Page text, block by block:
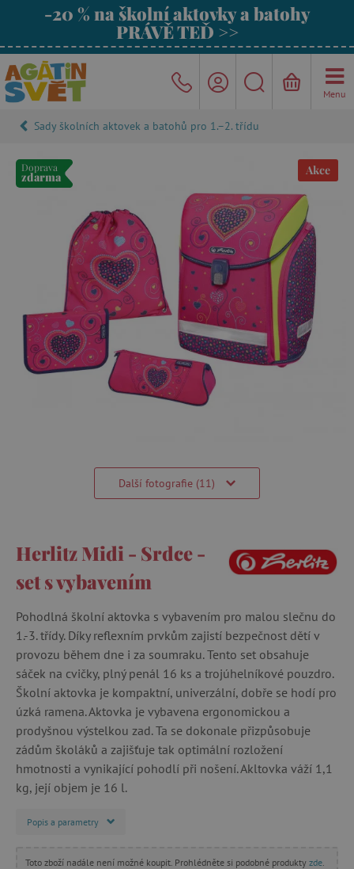
-20 % na školní aktovky a batohy
PRÁVĚ TEĎ >>
Menu
Sady školních aktovek a batohů pro 1.–2. třídu
Doprava
zdarma Akce
Další fotografie (11)
Herlitz Midi - Srdce -
set s vybavením
Pohodlná školní aktovka s vybavením pro malou slečnu do
1.-3. třídy. Díky reflexním prvkům zajistí bezpečnost dětí v
provozu během dne i za soumraku. Tento set obsahuje
sáček na cvičky, plný penál 16 ks a trojúhelníkové pouzdro.
Školní aktovka je kompaktní, univerzální, dobře se hodí pro
úzká ramena. Aktovka je vybavena ergonomickou a
prodyšnou výstelkou zad. Ta se dokonale přizpůsobuje
zádům školáků a zajišťuje tak optimální rozložení
hmotnosti a vynikající pohodlí při nošení. Akltovka váží 1,1
kg, její objem je 16 l.
Popis a parametry
Toto zboží nadále není možné koupit. Prohlédněte si podobné produkty zde